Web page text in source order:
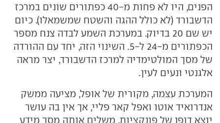
הפנים, היו לא פחות מ-40 כפתורים שונים במרכז
הדשבורד (לא כולל ההגה והשטח שמשמאלו). כיום
יש שם 20 בדיוק. במערכת השמע לבדה צנח מספר
הכפתורים מ-24 ל-5. השינוי הזה, יחד עם ההורדה
של מסך המולטימדיה למרכז הדשבורד, יצר מראה
אלגנטי ונעים לעין.
המערכת עצמה, מקורית של אופל, מציעה ממשק
אנדרואיד אוטו ואפל קאר פליי, אך אין בה עושר
יוצא דופן של פונקציות. משלים אותה מסך מידע